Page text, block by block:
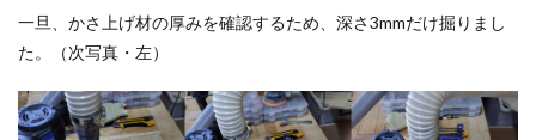
一旦、かさ上げ材の厚みを確認するため、深さ3mmだけ掘りまし
た。（次写真・左）